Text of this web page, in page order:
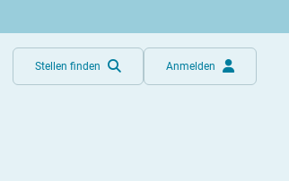
Stellen finden Anmelden